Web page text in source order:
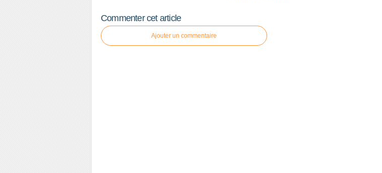
Commenter cet article
Ajouter un commentaire